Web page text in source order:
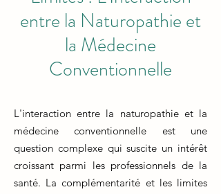
entre la Naturopathie et
la Médecine
Conventionnelle
L'interaction entre la naturopathie et la
médecine conventionnelle est une
question complexe qui suscite un intérêt
croissant parmi les professionnels de la
santé. La complémentarité et les limites